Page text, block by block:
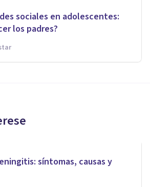
sociales en adolescentes:
los padres?
síntomas, causas y